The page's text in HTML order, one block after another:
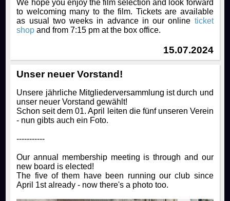
We hope you enjoy the film selection and look forward
to welcoming many to the film. Tickets are available
as usual two weeks in advance in our online ticket
shop and from 7:15 pm at the box office.
15.07.2024
Unser neuer Vorstand!
Unsere jährliche Mitgliederversammlung ist durch und
unser neuer Vorstand gewählt!
Schon seit dem 01. April leiten die fünf unseren Verein
- nun gibts auch ein Foto.
-----------
Our annual membership meeting is through and our
new board is elected!
The five of them have been running our club since
April 1st already - now there's a photo too.